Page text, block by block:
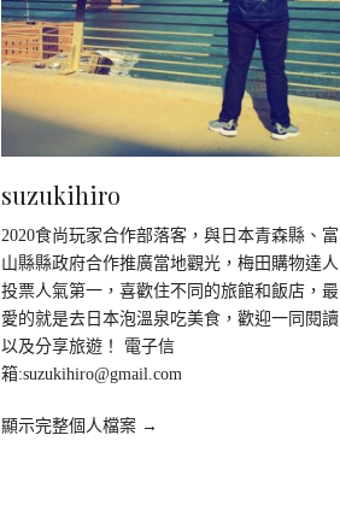
suzukihiro
2020食尚玩家合作部落客，與日本青森縣、富
山縣縣政府合作推廣當地觀光，梅田購物達人
投票人氣第一，喜歡住不同的旅館和飯店，最
愛的就是去日本泡溫泉吃美食，歡迎一同閱讀
以及分享旅遊！ 電子信
箱:suzukihiro@gmail.com
顯示完整個人檔案 →